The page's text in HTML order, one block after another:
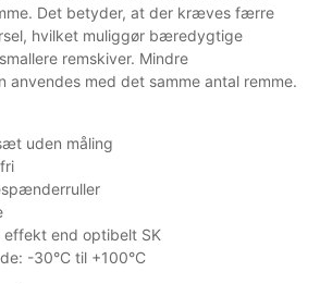
Det betyder, at der kræves færre
hvilket muliggør bæredygtige
remskiver. Mindre
anvendes med det samme antal remme.
uden måling
effekt end optibelt SK
-30°C til +100°C